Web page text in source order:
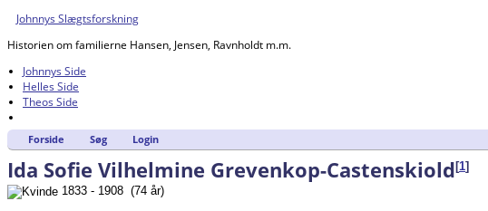
Johnnys Slægtsforskning
Historien om familierne Hansen, Jensen, Ravnholdt m.m.
Johnnys Side
Helles Side
Theos Side
Forside Søg Login
Ida Sofie Vilhelmine Grevenkop-Castenskiold [1]
1833 - 1908 (74 år)